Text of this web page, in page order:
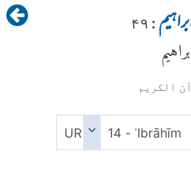
: ۴۹
الكريم